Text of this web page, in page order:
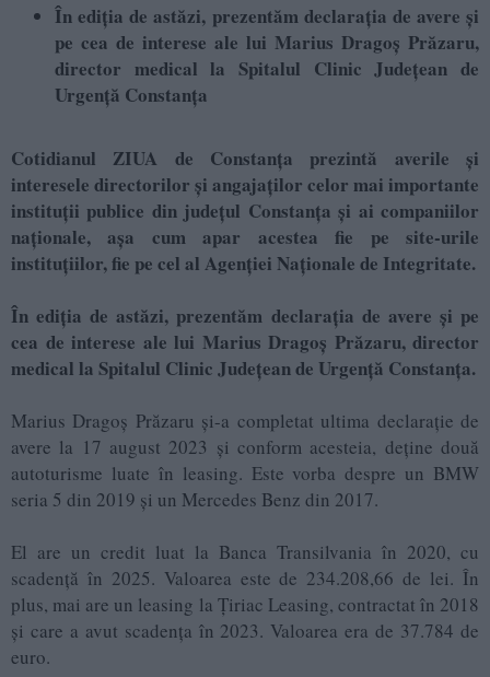
În ediţia de astăzi, prezentăm declaraţia de avere şi
pe cea de interese ale lui Marius Dragoș Prăzaru,
director medical la Spitalul Clinic Județean de
Urgență Constanța
Cotidianul ZIUA de Constanţa prezintă averile şi
interesele directorilor şi angajaţilor celor mai importante
instituţii publice din judeţul Constanţa şi ai companiilor
naţionale, aşa cum apar acestea fie pe site-urile
instituţiilor, fie pe cel al Agenţiei Naţionale de Integritate.
În ediţia de astăzi, prezentăm declaraţia de avere şi pe
cea de interese ale lui Marius Dragoș Prăzaru, director
medical la Spitalul Clinic Județean de Urgență Constanța.
Marius Dragoș Prăzaru și-a completat ultima declarație de
avere la 17 august 2023 și conform acesteia, deține două
autoturisme luate în leasing. Este vorba despre un BMW
seria 5 din 2019 și un Mercedes Benz din 2017.
El are un credit luat la Banca Transilvania în 2020, cu
scadență în 2025. Valoarea este de 234.208,66 de lei. În
plus, mai are un leasing la Țiriac Leasing, contractat în 2018
și care a avut scadența în 2023. Valoarea era de 37.784 de
euro.